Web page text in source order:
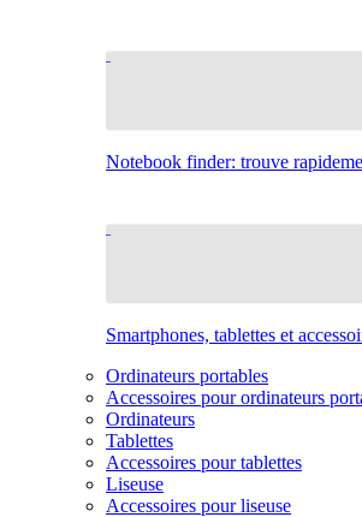
Notebook finder: trouve
Smartphones, tablettes et
Ordinateurs portables
Accessoires pour ordinateurs
Ordinateurs
Tablettes
Accessoires pour tablettes
Liseuse
Accessoires pour liseuse